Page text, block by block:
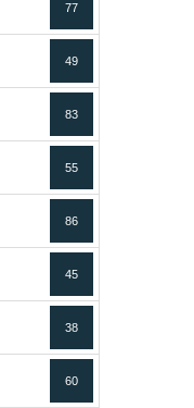
77
49
83
55
86
45
38
60